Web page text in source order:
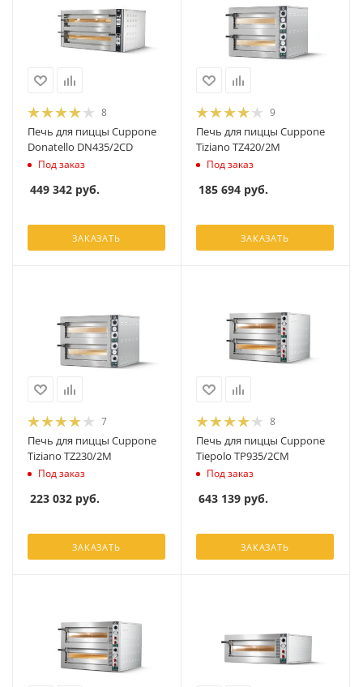
8
Печь для пиццы Cuppone
Donatello DN435/2CD
Под заказ
449 342 руб.
ЗАКАЗАТЬ
9
Печь для пиццы Cuppone
Tiziano TZ420/2M
Под заказ
185 694 руб.
ЗАКАЗАТЬ
7
Печь для пиццы Cuppone
Tiziano TZ230/2M
Под заказ
223 032 руб.
ЗАКАЗАТЬ
8
Печь для пиццы Cuppone
Tiepolo TP935/2CM
Под заказ
643 139 руб.
ЗАКАЗАТЬ